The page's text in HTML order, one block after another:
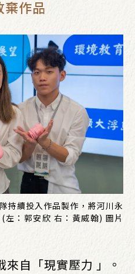
棄作品
持續投入作品製作，將河川永
：郭安欣 右：黃威翰) 圖片
自「現實壓力 」。